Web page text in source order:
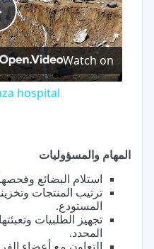
Watch on
hospital
المهام والمسؤوليات
استلام البضائع
ترتيب المنتجات
المستودع.
تجهيز الطلبيات
المحدد.